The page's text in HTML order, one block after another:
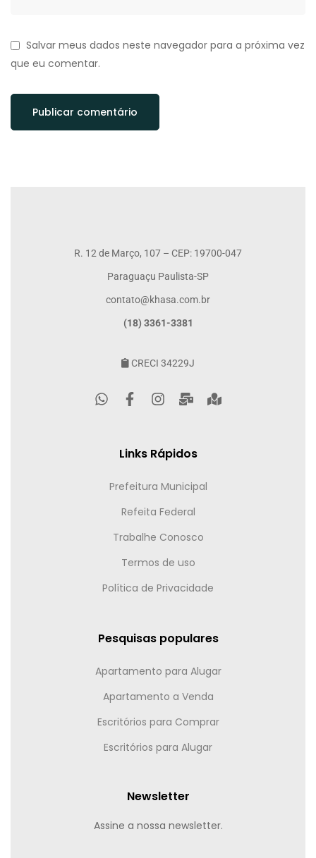
Salvar meus dados neste navegador para a próxima vez
que eu comentar.
R. 12 de Março, 107 – CEP: 19700-047
Paraguaçu Paulista-SP
contato@khasa.com.br
(18) 3361-3381
CRECI 34229J
Links Rápidos
Prefeitura Municipal
Refeita Federal
Trabalhe Conosco
Termos de uso
Política de Privacidade
Pesquisas populares
Apartamento para Alugar
Apartamento a Venda
Escritórios para Comprar
Escritórios para Alugar
Newsletter
Assine a nossa newsletter.